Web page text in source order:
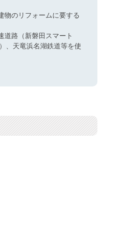
物のリフォームに要する
道路（新磐田スマート
、天竜浜名湖鉄道等を使